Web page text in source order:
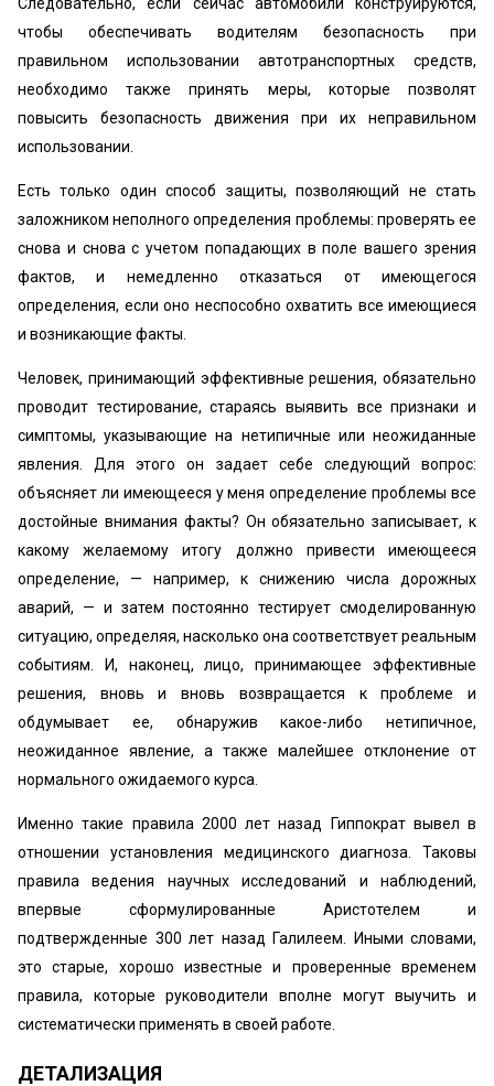
чтобы обеспечивать водителям безопасность при
правильном использовании автотранспортных средств,
необходимо также принять меры, которые позволят
повысить безопасность движения при их неправильном
использовании.
Есть только один способ защиты, позволяющий не стать
заложником неполного определения проблемы: проверять ее
снова и снова с учетом попадающих в поле вашего зрения
фактов, и немедленно отказаться от имеющегося
определения, если оно неспособно охватить все имеющиеся
и возникающие факты.
Человек, принимающий эффективные решения, обязательно
проводит тестирование, стараясь выявить все признаки и
симптомы, указывающие на нетипичные или неожиданные
явления. Для этого он задает себе следующий вопрос:
объясняет ли имеющееся у меня определение проблемы все
достойные внимания факты? Он обязательно записывает, к
какому желаемому итогу должно привести имеющееся
определение, — например, к снижению числа дорожных
аварий, — и затем постоянно тестирует смоделированную
ситуацию, определяя, насколько она соответствует реальным
событиям. И, наконец, лицо, принимающее эффективные
решения, вновь и вновь возвращается к проблеме и
обдумывает ее, обнаружив какое-либо нетипичное,
неожиданное явление, а также малейшее отклонение от
нормального ожидаемого курса.
Именно такие правила 2000 лет назад Гиппократ вывел в
отношении установления медицинского диагноза. Таковы
правила ведения научных исследований и наблюдений,
впервые сформулированные Аристотелем и
подтвержденные 300 лет назад Галилеем. Иными словами,
это старые, хорошо известные и проверенные временем
правила, которые руководители вполне могут выучить и
систематически применять в своей работе.
ДЕТАЛИЗАЦИЯ